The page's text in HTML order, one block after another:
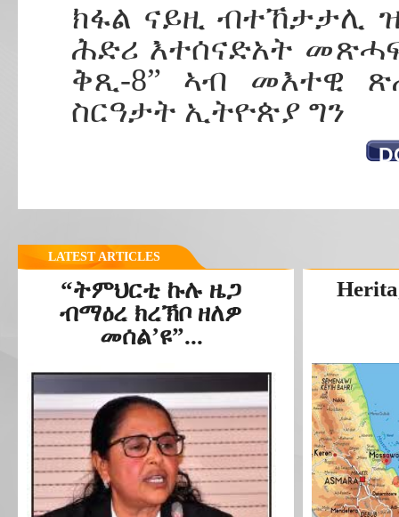
ክፋል ናይዚ ብተኸታታሊ
ሕድሪ እተሰናድአት
ቅጺ-8” ኣብ መእተዊ
ስርዓታት ኢትዮጵያ ግን
LATEST ARTICLES
“ትምህርቲ ኩሉ ዜጋ
ብማዕረ ክረኽቦ ዘለዎ
መሰል’ዩ”...